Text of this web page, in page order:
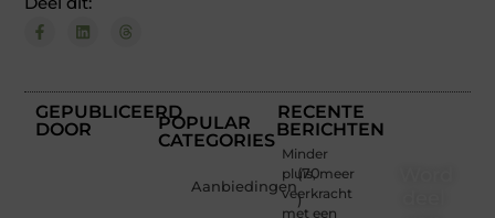
GEPUBLICEERD
DOOR
POPULAR
CATEGORIES
Aanbiedingen
(70
)
RECENTE
BERICHTEN
Minder
pluis, meer
veerkracht
met een